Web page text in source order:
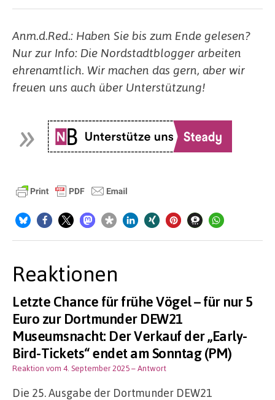
Anm.d.Red.: Haben Sie bis zum Ende gelesen?
Nur zur Info: Die Nordstadtblogger arbeiten
ehrenamtlich. Wir machen das gern, aber wir
freuen uns auch über Unterstützung!
Reaktionen
Letzte Chance für frühe Vögel – für nur 5
Euro zur Dortmunder DEW21
Museumsnacht: Der Verkauf der „Early-
Bird-Tickets“ endet am Sonntag (PM)
Reaktion vom 4. September 2025– Antwort
Die 25. Ausgabe der Dortmunder DEW21